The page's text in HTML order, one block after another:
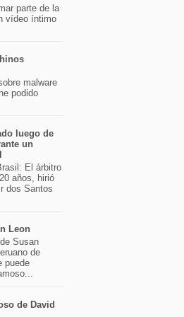
parte de la
vídeo íntimo
malware
podido
luego de
un
El árbitro
años, hirió
dos Santos
Leon
Susan
de
puede
de David